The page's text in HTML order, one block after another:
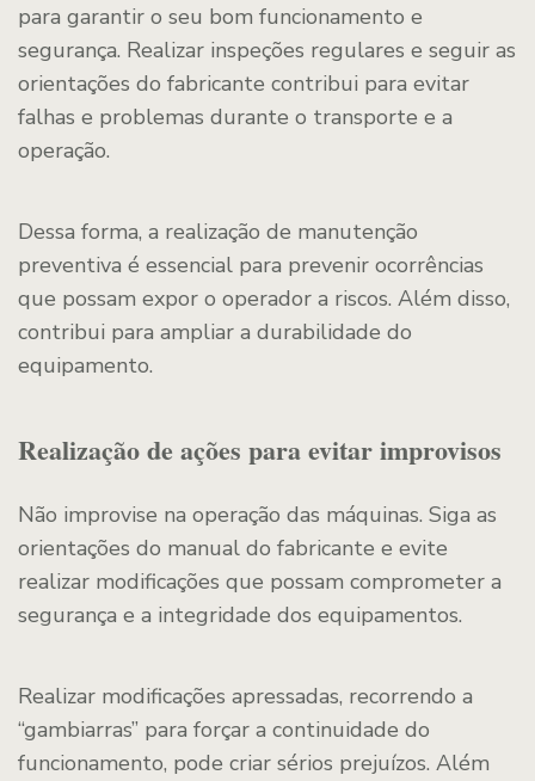
para garantir o seu bom funcionamento e
segurança. Realizar inspeções regulares e seguir as
orientações do fabricante contribui para evitar
falhas e problemas durante o transporte e a
operação.
Dessa forma, a realização de manutenção
preventiva é essencial para prevenir ocorrências
que possam expor o operador a riscos. Além disso,
contribui para ampliar a durabilidade do
equipamento.
Realização de ações para evitar improvisos
Não improvise na operação das máquinas. Siga as
orientações do manual do fabricante e evite
realizar modificações que possam comprometer a
segurança e a integridade dos equipamentos.
Realizar modificações apressadas, recorrendo a
“gambiarras” para forçar a continuidade do
funcionamento, pode criar sérios prejuízos. Além